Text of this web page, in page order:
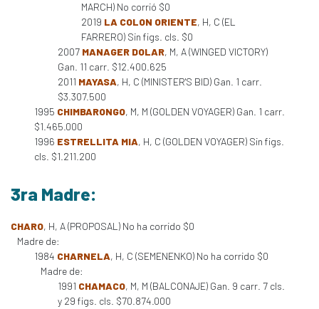
MARCH) No corrió $0
2019 LA COLON ORIENTE, H, C (EL
FARRERO) Sin figs. cls. $0
2007 MANAGER DOLAR, M, A (WINGED VICTORY)
Gan. 11 carr. $12.400.625
2011 MAYASA, H, C (MINISTER'S BID) Gan. 1 carr.
$3.307.500
1995 CHIMBARONGO, M, M (GOLDEN VOYAGER) Gan. 1 carr.
$1.465.000
1996 ESTRELLITA MIA, H, C (GOLDEN VOYAGER) Sin figs.
cls. $1.211.200
3ra Madre:
CHARO, H, A (PROPOSAL) No ha corrido $0
Madre de:
1984 CHARNELA, H, C (SEMENENKO) No ha corrido $0
Madre de:
1991 CHAMACO, M, M (BALCONAJE) Gan. 9 carr. 7 cls.
y 29 figs. cls. $70.874.000